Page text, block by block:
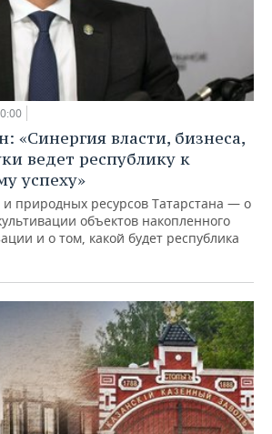
«Синергия власти, бизнеса,
ведет республику к
успеху»
природных ресурсов Татарстана — о
объектов накопленного
и о том, какой будет республика